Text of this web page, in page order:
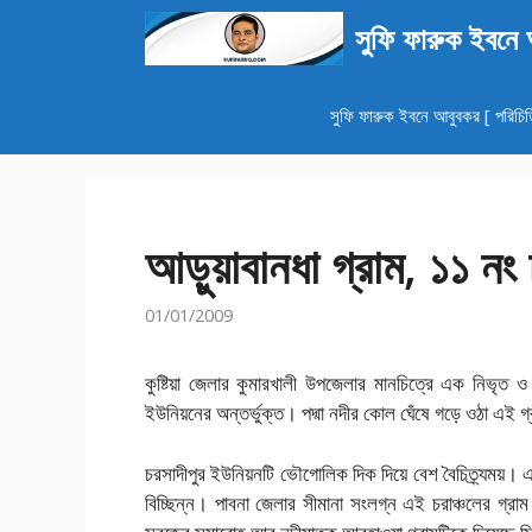
সুফি ফারুক
সুফি ফারুক ইবনে আবুবকর [
আড়ুয়াবানধা গ্রাম, ১১ নং
01/01/2009
কুষ্টিয়া জেলার কুমারখালী উপজেলার মানচিত্রে এক নিভৃত
ইউনিয়নের অন্তর্ভুক্ত। পদ্মা নদীর কোল ঘেঁষে গড়ে ওঠা এই
চরসাদীপুর ইউনিয়নটি ভৌগোলিক দিক দিয়ে বেশ
বিচ্ছিন্ন। পাবনা জেলার সীমানা সংলগ্ন এই চরাঞ্চলের